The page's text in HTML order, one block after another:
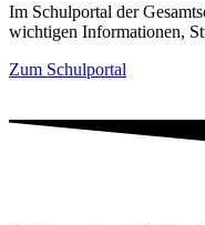
Im Schulportal der
wichtigen Informationen,
Zum Schulportal